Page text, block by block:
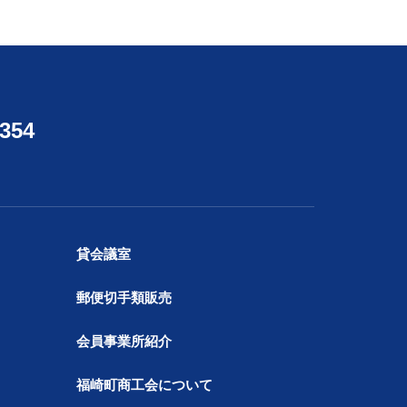
貸会議室
郵便切手類販売
会員事業所紹介
福崎町商工会について